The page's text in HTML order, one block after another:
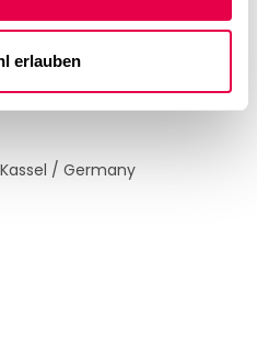
erlauben
und -textilien. Wir
für Restaurants, Hotels und
auf die Sie sich verlassen
/ Germany